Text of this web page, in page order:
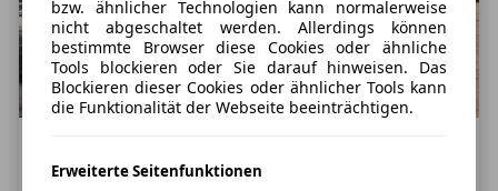
bzw. ähnlicher Technologien kann normalerweise
nicht abgeschaltet werden. Allerdings können
bestimmte Browser diese Cookies oder ähnliche
Tools blockieren oder Sie darauf hinweisen. Das
Blockieren dieser Cookies oder ähnlicher Tools kann
die Funktionalität der Webseite beeinträchtigen.
Erweiterte Seitenfunktionen